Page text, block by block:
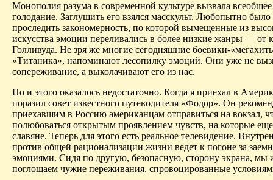
Монополия разума в современной культуре вызвала
голодание. Заглушить его взялся масскульт. Любопытно
проследить закономерность, по которой вымещенные из
искусства эмоции переливались в более низкие жанры — от
Голливуда. Не зря же многие сегодняшние боевики-«
«Титаника», напоминают лесопилку эмоций. Они уже не
сопереживание, а выколачивают его из нас.
Но и этого оказалось недостаточно. Когда я приехал в
поразил совет известного путеводителя «Фодор». Он
приехавшим в Россию американцам отправиться на вокзал,
полюбоваться открытым проявлением чувств, на которые
славяне. Теперь для этого есть реальное телевидение.
против общей рационализации жизни ведет к погоне за
эмоциями. Сидя по другую, безопасную, сторону экрана, мы
поглощаем чужие переживания, спровоцированные